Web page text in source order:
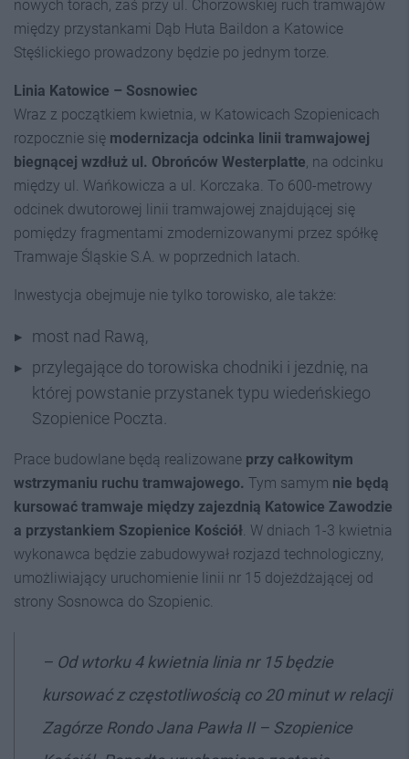
nowych torach, zaś przy ul. Chorzowskiej ruch tramwajów
między przystankami Dąb Huta Baildon a Katowice
Stęślickiego prowadzony będzie po jednym torze.
Linia Katowice – Sosnowiec
Wraz z początkiem kwietnia, w Katowicach Szopienicach
rozpocznie się modernizacja odcinka linii tramwajowej
biegnącej wzdłuż ul. Obrońców Westerplatte, na odcinku
między ul. Wańkowicza a ul. Korczaka. To 600-metrowy
odcinek dwutorowej linii tramwajowej znajdującej się
pomiędzy fragmentami zmodernizowanymi przez spółkę
Tramwaje Śląskie S.A. w poprzednich latach.
Inwestycja obejmuje nie tylko torowisko, ale także:
most nad Rawą,
przylegające do torowiska chodniki i jezdnię, na
której powstanie przystanek typu wiedeńskiego
Szopienice Poczta.
Prace budowlane będą realizowane przy całkowitym
wstrzymaniu ruchu tramwajowego. Tym samym nie będą
kursować tramwaje między zajezdnią Katowice Zawodzie
a przystankiem Szopienice Kościół. W dniach 1-3 kwietnia
wykonawca będzie zabudowywał rozjazd technologiczny,
umożliwiający uruchomienie linii nr 15 dojeżdżającej od
strony Sosnowca do Szopienic.
– Od wtorku 4 kwietnia linia nr 15 będzie
kursować z częstotliwością co 20 minut w relacji
Zagórze Rondo Jana Pawła II – Szopienice